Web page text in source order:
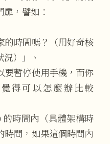
，譬如：
的時間嗎？（用好奇核
）」、
要暫停使用手機，而你
得可以怎麼辦比較
的時間內（具體架構時
時間，如果這個時間內